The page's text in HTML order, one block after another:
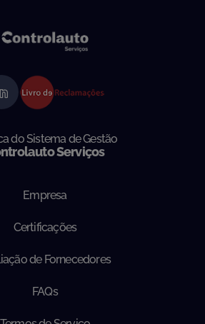
do Sistema de Gestão
Serviços
Empresa
Certificações
de Fornecedores
FAQs